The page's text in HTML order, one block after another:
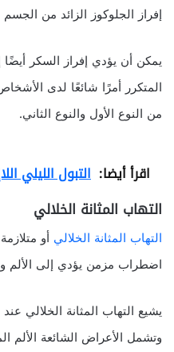
إفراز الجلوكوز الزائد من
يمكن أن يؤدي إفراز السكر
المتكرر أمرًا شائعًا لدى
من النوع الأول والنوع الثاني.
اقرأ أيضا: التبول الليلي
التهاب المثانة الخلالي
التهاب المثانة الخلالي أو
اضطراب مزمن يؤدي إلى الألم
يشيع التهاب المثانة الخلالي
وتشمل الأعراض الشائعة الألم